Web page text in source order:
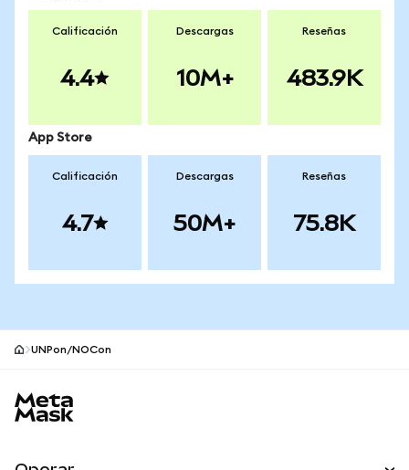
Calificación
4.4
Descargas
10M+
Reseñas
483.9K
App Store
Calificación
4.7
Descargas
50M+
Reseñas
75.8K
UNPon/NOCon